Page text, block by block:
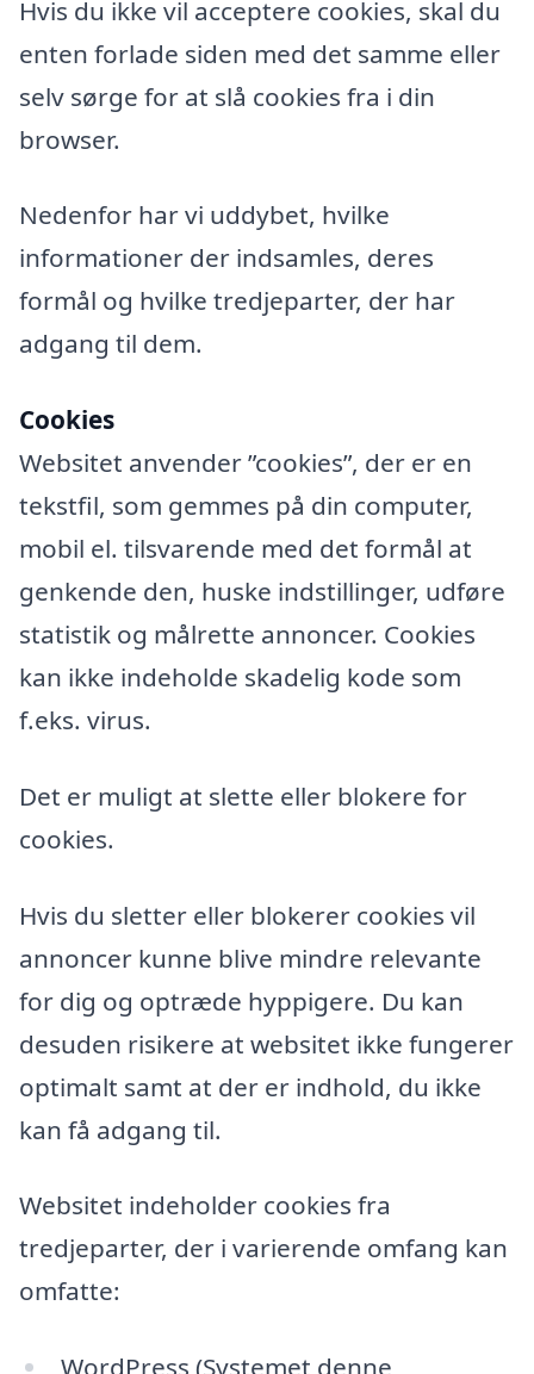
Hvis du ikke vil acceptere cookies, skal du
enten forlade siden med det samme eller
selv sørge for at slå cookies fra i din
browser.
Nedenfor har vi uddybet, hvilke
informationer der indsamles, deres
formål og hvilke tredjeparter, der har
adgang til dem.
Cookies
Websitet anvender ”cookies”, der er en
tekstfil, som gemmes på din computer,
mobil el. tilsvarende med det formål at
genkende den, huske indstillinger, udføre
statistik og målrette annoncer. Cookies
kan ikke indeholde skadelig kode som
f.eks. virus.
Det er muligt at slette eller blokere for
cookies.
Hvis du sletter eller blokerer cookies vil
annoncer kunne blive mindre relevante
for dig og optræde hyppigere. Du kan
desuden risikere at websitet ikke fungerer
optimalt samt at der er indhold, du ikke
kan få adgang til.
Websitet indeholder cookies fra
tredjeparter, der i varierende omfang kan
omfatte:
WordPress (Systemet denne